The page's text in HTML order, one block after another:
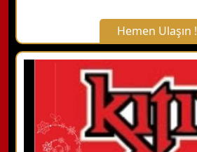
Hemen Ulaşın !
X Kapat
WhatsApp ile Bilgi Alın
Hemen Arayın